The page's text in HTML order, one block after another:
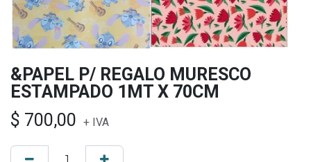
&PAPEL P/ REGALO MURESCO
ESTAMPADO 1MT X 70CM
$ 700,00 + IVA